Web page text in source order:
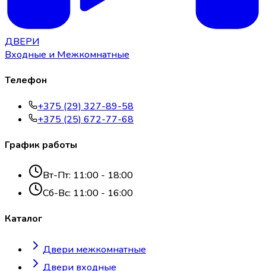
ДВЕРИ
Входные и Межкомнатные
Телефон
+375 (29) 327-89-58
+375 (25) 672-77-68
График работы
Вт-Пт: 11:00 - 18:00
Сб-Вс: 11:00 - 16:00
Каталог
Двери межкомнатные
Двери входные